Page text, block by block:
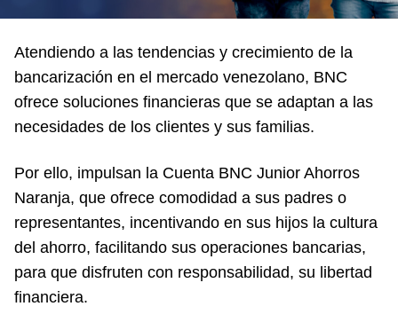
Atendiendo a las tendencias y crecimiento de la
bancarización en el mercado venezolano, BNC
ofrece soluciones financieras que se adaptan a las
necesidades de los clientes y sus familias.
Por ello, impulsan la Cuenta BNC Junior Ahorros
Naranja, que ofrece comodidad a sus padres o
representantes, incentivando en sus hijos la cultura
del ahorro, facilitando sus operaciones bancarias,
para que disfruten con responsabilidad, su libertad
financiera.